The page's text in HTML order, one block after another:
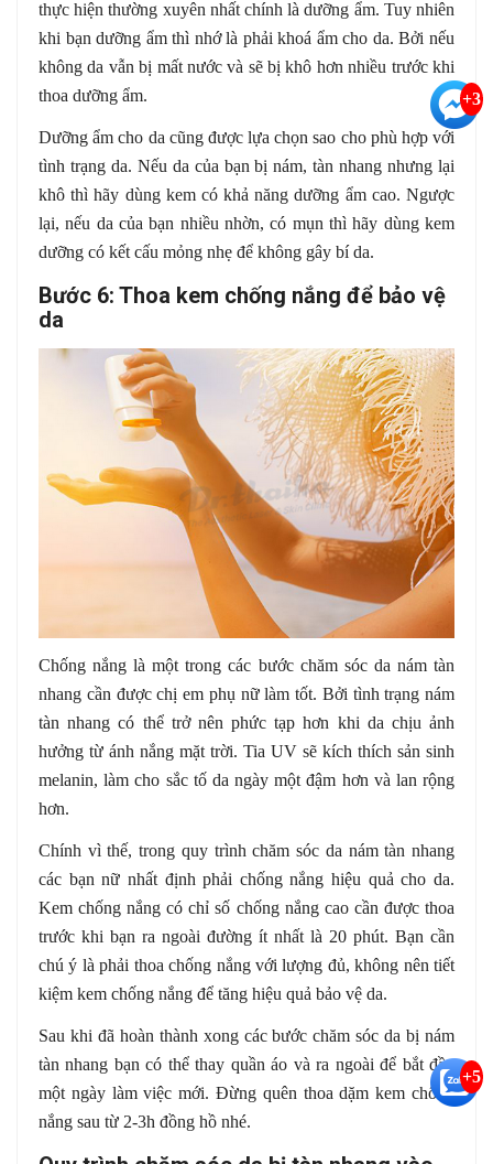
thực hiện thường xuyên nhất chính là dưỡng ẩm. Tuy nhiên
khi bạn dưỡng ẩm thì nhớ là phải khoá ẩm cho da. Bởi nếu
không da vẫn bị mất nước và sẽ bị khô hơn nhiều trước khi
thoa dưỡng ẩm.
Dưỡng ẩm cho da cũng được lựa chọn sao cho phù hợp với
tình trạng da. Nếu da của bạn bị nám, tàn nhang nhưng lại
khô thì hãy dùng kem có khả năng dưỡng ẩm cao. Ngược
lại, nếu da của bạn nhiều nhờn, có mụn thì hãy dùng kem
dưỡng có kết cấu mỏng nhẹ để không gây bí da.
Bước 6: Thoa kem chống nắng để bảo vệ
da
Chống nắng là một trong các bước chăm sóc da nám tàn
nhang cần được chị em phụ nữ làm tốt. Bởi tình trạng nám
tàn nhang có thể trở nên phức tạp hơn khi da chịu ảnh
hưởng từ ánh nắng mặt trời. Tia UV sẽ kích thích sản sinh
melanin, làm cho sắc tố da ngày một đậm hơn và lan rộng
hơn.
Chính vì thế, trong quy trình chăm sóc da nám tàn nhang
các bạn nữ nhất định phải chống nắng hiệu quả cho da.
Kem chống nắng có chỉ số chống nắng cao cần được thoa
trước khi bạn ra ngoài đường ít nhất là 20 phút. Bạn cần
chú ý là phải thoa chống nắng với lượng đủ, không nên tiết
kiệm kem chống nắng để tăng hiệu quả bảo vệ da.
Sau khi đã hoàn thành xong các bước chăm sóc da bị nám
tàn nhang bạn có thể thay quần áo và ra ngoài để bắt đầu
một ngày làm việc mới. Đừng quên thoa dặm kem chống
nắng sau từ 2-3h đồng hồ nhé.
+3
+5